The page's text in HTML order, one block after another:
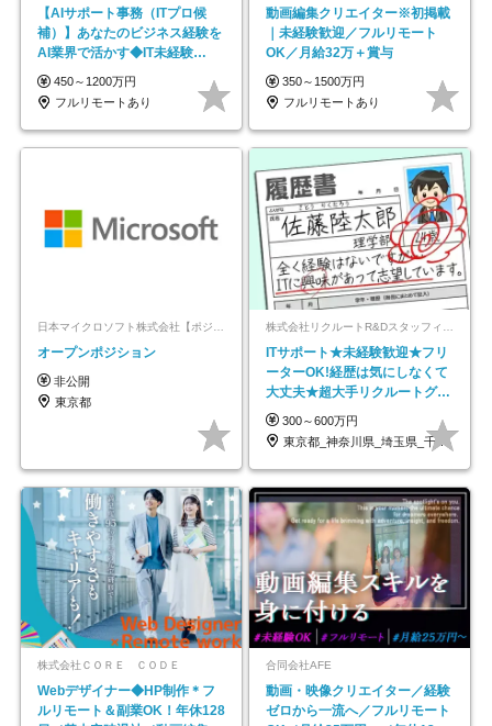
【AIサポート事務（ITプロ候
補）】あなたのビジネス経験を
AI業界で活かす◆IT未経験
OK◆目指せるコンサル
450～1200万円
フルリモートあり
動画編集クリエイター※初掲載
｜未経験歓迎／フルリモート
OK／月給32万＋賞与
350～1500万円
フルリモートあり
オープンポジション
非公開
東京都
ITサポート★未経験歓迎★フリ
ーターOK!経歴は気にしなくて
大丈夫★超大手リクルートグル
ープの正社員/sg
300～600万円
東京都_神奈川県_埼玉県_千葉県_大阪府…
株式会社ＣＯＲＥ ＣＯＤＥ
Webデザイナー◆HP制作＊フ
ルリモート＆副業OK！年休128
合同会社AFE
動画・映像クリエイター／経験
ゼロから一流へ／フルリモート